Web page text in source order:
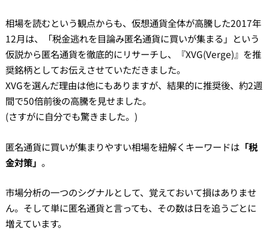
相場を読むという観点からも、仮想通貨全体が高騰した2017年
12月は、「税金逃れを目論み匿名通貨に買いが集まる」という
仮説から匿名通貨を徹底的にリサーチし、『XVG(Verge)』を推
奨銘柄としてお伝えさせていただきました。
XVGを選んだ理由は他にもありますが、結果的に推奨後、約2週
間で50倍前後の高騰を見せました。
(さすがに自分でも驚きました。)
匿名通貨に買いが集まりやすい相場を紐解くキーワードは「税
金対策」 。
市場分析の一つのシグナルとして、覚えておいて損はありませ
ん。そして単に匿名通貨と言っても、その数は日を追うごとに
増えています。